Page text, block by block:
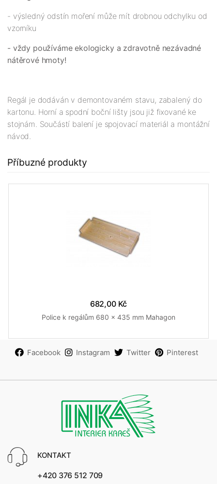
- výsledný odstín moření může mít drobnou odchylku od
vzorníku
- vždy používáme ekologicky a zdravotně nezávadné
nátěrové hmoty!
Regál je dodáván v demontovaném stavu, zabalený do
kartonu. Horní a spodní boční lišty jsou již fixované ke
stojnám. Součástí balení je spojovací materiál a montážní
návod.
Příbuzné produkty
682,00 Kč
Police k regálům 680 x 435 mm Mahagon
Facebook Instagram Twitter Pinterest
KONTAKT
+420 376 512 709